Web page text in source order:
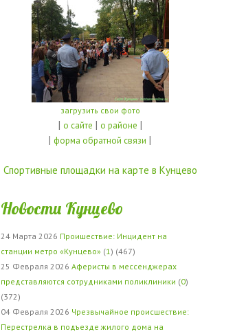
загрузить свои фото
| о сайте | о районе |
|форма обратной связи |
Спортивные площадки на карте в Кунцево
Новости Кунцево
24 Марта 2026 Проишествие: Инцидент на
станции метро «Кунцево» (1) (467)
25 Февраля 2026 Аферисты в мессенджерах
представляются сотрудниками поликлиники (0)
(372)
04 Февраля 2026 Чрезвычайное происшествие:
Перестрелка в подъезде жилого дома на